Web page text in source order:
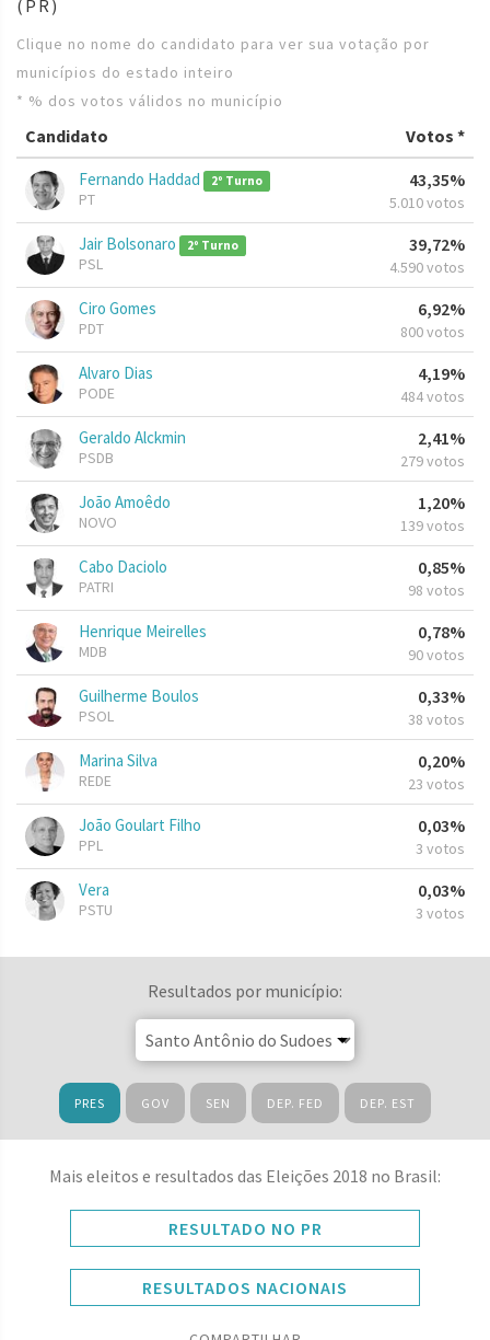
(PR)
Clique no nome do candidato para ver sua votação por
municípios do estado inteiro
* % dos votos válidos no município
Candidato Votos *
Fernando Haddad 2º Turno
PT
43,35%
5.010 votos
Jair Bolsonaro 2º Turno
PSL
39,72%
4.590 votos
Ciro Gomes
PDT
6,92%
800 votos
Alvaro Dias
PODE
4,19%
484 votos
Geraldo Alckmin
PSDB
2,41%
279 votos
João Amoêdo
NOVO
1,20%
139 votos
Cabo Daciolo
PATRI
0,85%
98 votos
Henrique Meirelles
MDB
0,78%
90 votos
Guilherme Boulos
PSOL
0,33%
38 votos
Marina Silva
REDE
0,20%
23 votos
João Goulart Filho
PPL
0,03%
3 votos
Vera
PSTU
0,03%
3 votos
Resultados por município:
PRES GOV SEN DEP. FED DEP. EST
Mais eleitos e resultados das Eleições 2018 no Brasil:
RESULTADO NO PR
RESULTADOS NACIONAIS